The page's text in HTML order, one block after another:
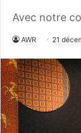
Avec notre
AWR 21